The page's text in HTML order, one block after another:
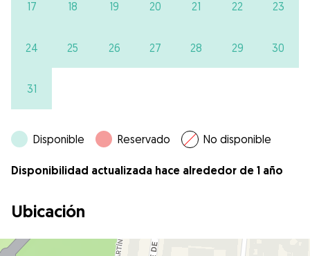
17 18 19 20 21 22 23
24 25 26 27 28 29 30
31
Disponible Reservado No disponible
Disponibilidad actualizada hace alrededor de 1 año
Ubicación